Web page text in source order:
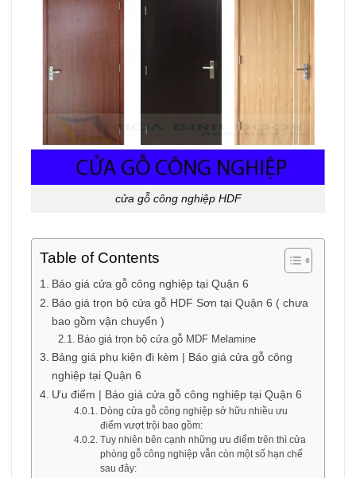
cửa gỗ công nghiệp HDF
Table of Contents
Báo giá cửa gỗ công nghiệp tại Quận 6
Báo giá trọn bộ cửa gỗ HDF Sơn tại Quận 6 ( chưa
bao gồm vận chuyển )
Báo giá trọn bộ cửa gỗ MDF Melamine
Bảng giá phụ kiện đi kèm | Báo giá cửa gỗ công
nghiệp tại Quận 6
Ưu điểm | Báo giá cửa gỗ công nghiệp tại Quận 6
Dòng cửa gỗ công nghiệp sở hữu nhiều ưu
điểm vượt trội bao gồm:
Tuy nhiên bên cạnh những ưu điểm trên thì cửa
phòng gỗ công nghiệp vẫn còn một số hạn chế
sau đây: